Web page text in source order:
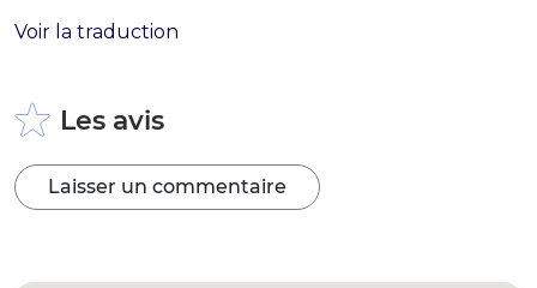
Voir la traduction
Les avis
Laisser un commentaire